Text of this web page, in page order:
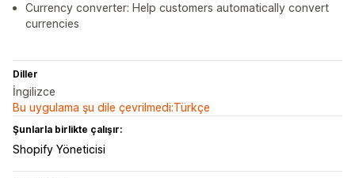
Currency converter: Help customers automatically convert
currencies
Diller
İngilizce
Bu uygulama şu dile çevrilmedi:Türkçe
Şunlarla birlikte çalışır:
Shopify Yöneticisi